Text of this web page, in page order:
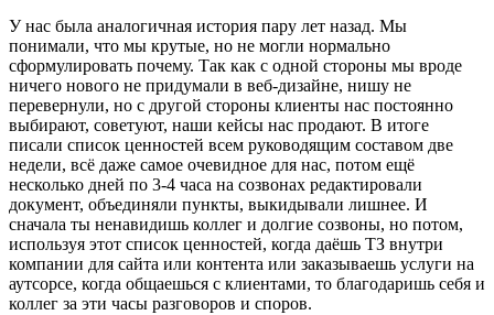
У нас была аналогичная история пару лет назад. Мы
понимали, что мы крутые, но не могли нормально
сформулировать почему. Так как с одной стороны мы вроде
ничего нового не придумали в веб-дизайне, нишу не
перевернули, но с другой стороны клиенты нас постоянно
выбирают, советуют, наши кейсы нас продают. В итоге
писали список ценностей всем руководящим составом две
недели, всё даже самое очевидное для нас, потом ещё
несколько дней по 3-4 часа на созвонах редактировали
документ, объединяли пункты, выкидывали лишнее. И
сначала ты ненавидишь коллег и долгие созвоны, но потом,
используя этот список ценностей, когда даёшь ТЗ внутри
компании для сайта или контента или заказываешь услуги на
аутсорсе, когда общаешься с клиентами, то благодаришь себя и
коллег за эти часы разговоров и споров.